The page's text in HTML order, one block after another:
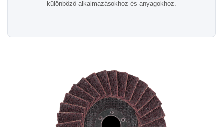
különböző alkalmazásokhoz és anyagokhoz.